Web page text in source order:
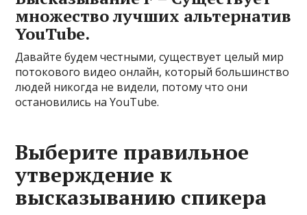
множество лучших альтернатив
YouTube.
Давайте будем честными, существует целый мир
потокового видео онлайн, который большинство
людей никогда не видели, потому что они
остановились на YouTube.
Выберите правильное
утверждение к
высказыванию спикера